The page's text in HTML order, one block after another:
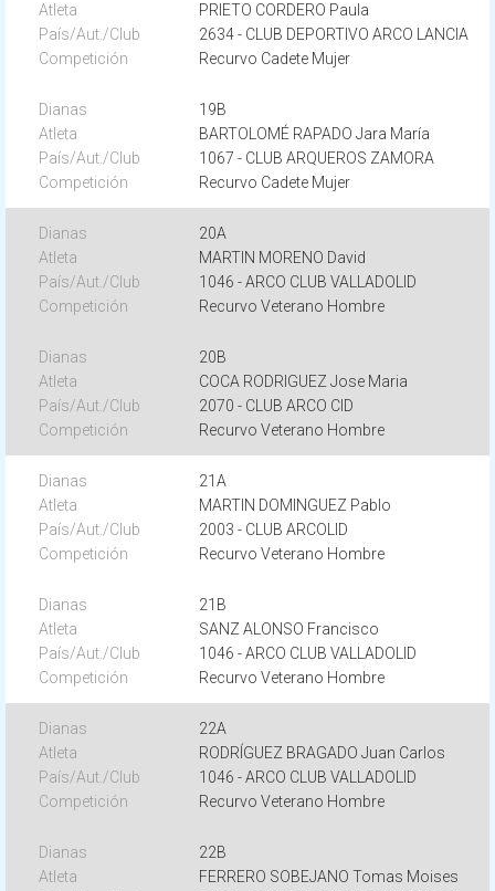
PRIETO CORDERO Paula
2634 - CLUB DEPORTIVO ARCO LANCIA
Recurvo Cadete Mujer
19B
BARTOLOMÉ RAPADO Jara María
1067 - CLUB ARQUEROS ZAMORA
Recurvo Cadete Mujer
20A
MARTIN MORENO David
1046 - ARCO CLUB VALLADOLID
Recurvo Veterano Hombre
20B
COCA RODRIGUEZ Jose Maria
2070 - CLUB ARCO CID
Recurvo Veterano Hombre
21A
MARTIN DOMINGUEZ Pablo
2003 - CLUB ARCOLID
Recurvo Veterano Hombre
21B
SANZ ALONSO Francisco
1046 - ARCO CLUB VALLADOLID
Recurvo Veterano Hombre
22A
RODRÍGUEZ BRAGADO Juan Carlos
1046 - ARCO CLUB VALLADOLID
Recurvo Veterano Hombre
22B
FERRERO SOBEJANO Tomas Moises